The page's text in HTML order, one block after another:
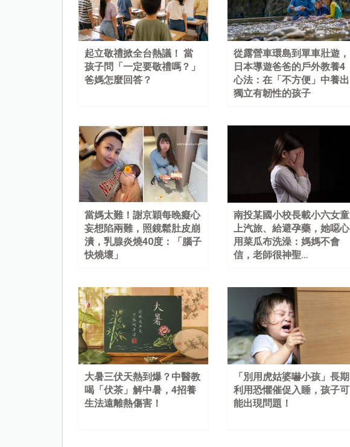
起立敬禮掀全台熱議！ 當
孩子問「一定要敬禮嗎？」
爸媽怎麼回答？
從露營車環島到單車壯遊，
日本導遊爸爸的戶外教養4
心法：在「不方便」中養出
獨立有韌性的孩子
當媽太難！謝京穎每晚癡心
妄想陷兩難，照鏡鬆肚皮崩
潰，乳腺炎燒40度：「腦子
快燒壞」
南投某國小校長載小六女童
上汽旅、給避孕藥，她噁心
用菜瓜布洗澡：媽媽不會
信，老師很神聖…
大暑三伏天熱到爆？中醫教
喝「伏茶」解中暑，4招養
生法遠離熱傷害！
「別用虎姑婆嚇小孩」長期
利用恐懼催促入睡，孩子可
能出現問題！